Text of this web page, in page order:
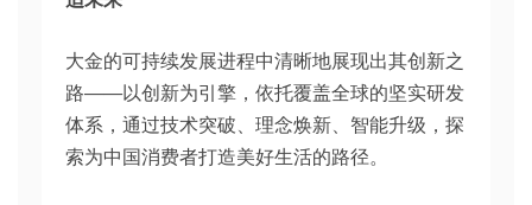
大金的可持续发展进程中清晰地展现出其创新之
路——以创新为引擎，依托覆盖全球的坚实研发
体系，通过技术突破、理念焕新、智能升级，探
索为中国消费者打造美好生活的路径。